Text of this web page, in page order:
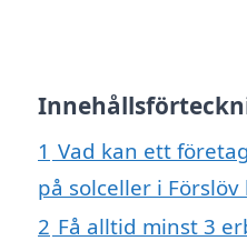
1 Vad kan ett
på solceller i
2 Få alltid minst 3